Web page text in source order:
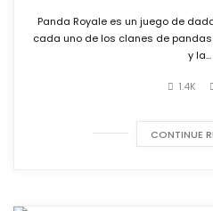
Panda Royale es un juego de
cada uno de los clanes de
y la...
1.4K
CONTINUE